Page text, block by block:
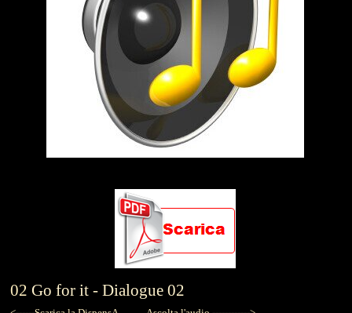
02 Go for it - Dialogue 02